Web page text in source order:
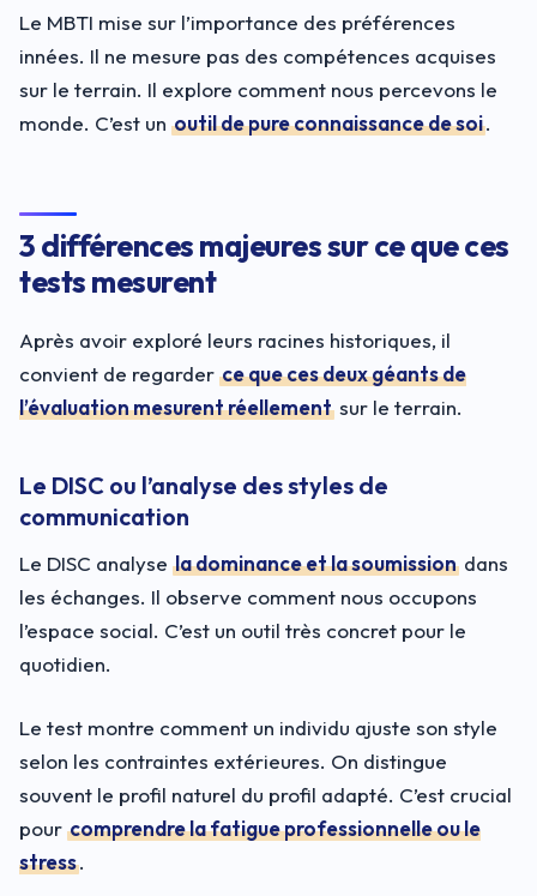
Le MBTI mise sur l’importance des préférences
innées. Il ne mesure pas des compétences acquises
sur le terrain. Il explore comment nous percevons le
monde. C’est un outil de pure connaissance de soi.
3 différences majeures sur ce que ces
tests mesurent
Après avoir exploré leurs racines historiques, il
convient de regarder ce que ces deux géants de
l’évaluation mesurent réellement sur le terrain.
Le DISC ou l’analyse des styles de
communication
Le DISC analyse la dominance et la soumission dans
les échanges. Il observe comment nous occupons
l’espace social. C’est un outil très concret pour le
quotidien.
Le test montre comment un individu ajuste son style
selon les contraintes extérieures. On distingue
souvent le profil naturel du profil adapté. C’est crucial
pour comprendre la fatigue professionnelle ou le
stress.